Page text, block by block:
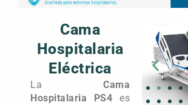
Cama
Hospitalaria
Eléctrica
La Cama
Hospitalaria PS4 es